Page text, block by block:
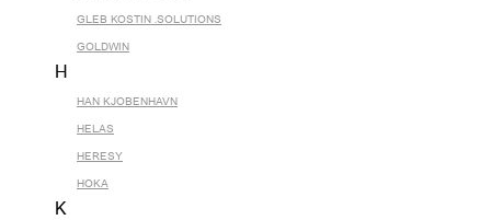
GLEB KOSTIN .SOLUTIONS
GOLDWIN
H
HAN KJOBENHAVN
HELAS
HERESY
HOKA
K